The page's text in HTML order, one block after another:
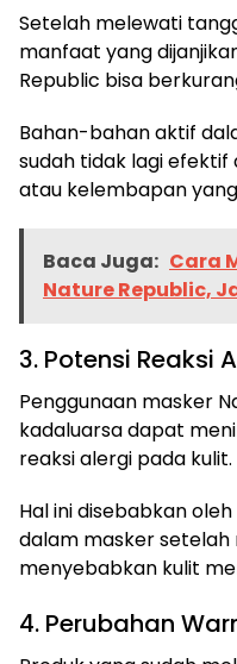
Setelah melewati
manfaat yang
Republic bisa
Bahan-bahan aktif
sudah tidak lagi
atau kelembapan
Baca Juga: Cara
Nature Republic,
3. Potensi Reaksi
Penggunaan masker
kadaluarsa dapat
reaksi alergi pada kulit.
Hal ini disebabkan
dalam masker setelah
menyebabkan kulit
4. Perubahan